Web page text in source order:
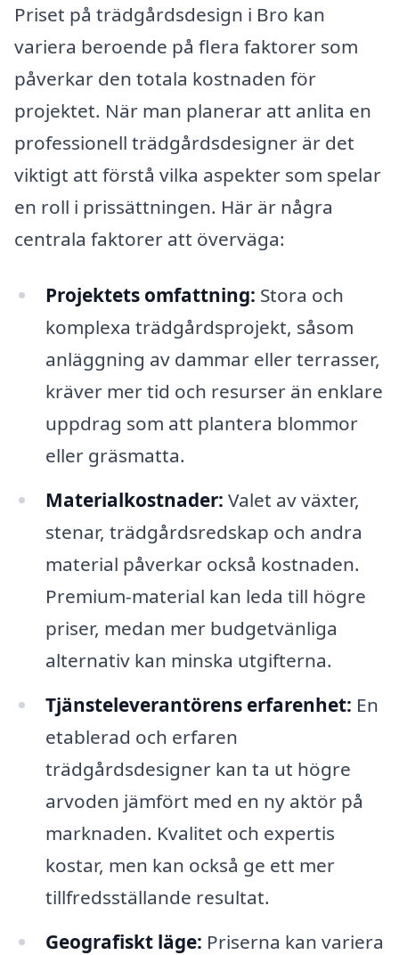
Priset på trädgårdsdesign i Bro kan
variera beroende på flera faktorer som
påverkar den totala kostnaden för
projektet. När man planerar att anlita en
professionell trädgårdsdesigner är det
viktigt att förstå vilka aspekter som spelar
en roll i prissättningen. Här är några
centrala faktorer att överväga:
Projektets omfattning: Stora och
komplexa trädgårdsprojekt, såsom
anläggning av dammar eller terrasser,
kräver mer tid och resurser än enklare
uppdrag som att plantera blommor
eller gräsmatta.
Materialkostnader: Valet av växter,
stenar, trädgårdsredskap och andra
material påverkar också kostnaden.
Premium-material kan leda till högre
priser, medan mer budgetvänliga
alternativ kan minska utgifterna.
Tjänsteleverantörens erfarenhet: En
etablerad och erfaren
trädgårdsdesigner kan ta ut högre
arvoden jämfört med en ny aktör på
marknaden. Kvalitet och expertis
kostar, men kan också ge ett mer
tillfredsställande resultat.
Geografiskt läge: Priserna kan variera